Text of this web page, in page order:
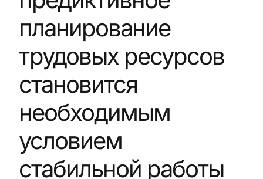
планирование
трудовых ресурсов
становится
необходимым
условием
стабильной работы